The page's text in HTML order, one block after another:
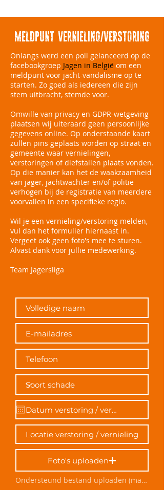
MELDPUNT VERNIELING/VERSTORING
Onlangs werd een poll gelanceerd op de
facebookgroep Jagen in België om een
meldpunt voor jacht-vandalisme op te
starten. Zo goed als iedereen die zijn
stem uitbracht, stemde voor.
Omwille van privacy en GDPR-wetgeving
plaatsen wij uiteraard geen persoonlijke
gegevens online. Op onderstaande kaart
zullen pins geplaats worden op straat en
gemeente waar vernielingen,
verstoringen of diefstallen plaats vonden.
Op die manier kan het de waakzaamheid
van jager, jachtwachter en/of politie
verhogen bij de registratie van meerdere
voorvallen in een specifieke regio.
Wil je een vernieling/verstoring melden,
vul dan het formulier hiernaast in.
Vergeet ook geen foto's mee te sturen.
Alvast dank voor jullie medewerking.
Team Jagersliga
Foto's uploaden
Ondersteund bestand uploaden (max. 15 MB)